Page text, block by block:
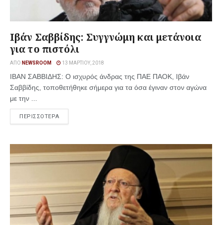
Ιβάν Σαββίδης: Συγγνώμη και μετάνοια
για το πιστόλι
ΑΠΌ NEWSROOM 13 ΜΑΡΤΊΟΥ, 2018
ΙΒΑΝ ΣΑΒΒΙΔΗΣ: Ο ισχυρός άνδρας της ΠΑΕ ΠΑΟΚ, Ιβάν
Σαββίδης, τοποθετήθηκε σήμερα για τα όσα έγιναν στον αγώνα
με την ...
ΠΕΡΙΣΣΟΤΕΡΑ